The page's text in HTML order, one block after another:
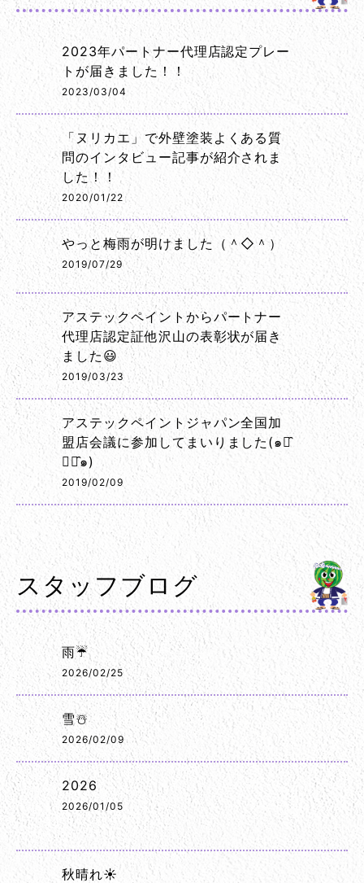
2023年パートナー代理店認定プレー
トが届きました！！
2023/03/04
「ヌリカエ」で外壁塗装よくある質
問のインタビュー記事が紹介されま
した！！
2020/01/22
やっと梅雨が明けました（＾◇＾）
2019/07/29
アステックペイントからパートナー
代理店認定証他沢山の表彰状が届き
ました😃
2019/03/23
アステックペイントジャパン全国加
盟店会議に参加してまいりました(๑･̑
◡･̑๑)
2019/02/09
スタッフブログ
雨☔
2026/02/25
雪☃️
2026/02/09
2026
2026/01/05
秋晴れ☀️